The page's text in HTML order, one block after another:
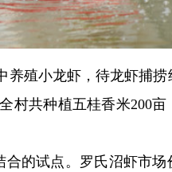
殖小龙虾，待龙虾捕捞
村共种植五桂香米200
的试点。罗氏沼虾市场